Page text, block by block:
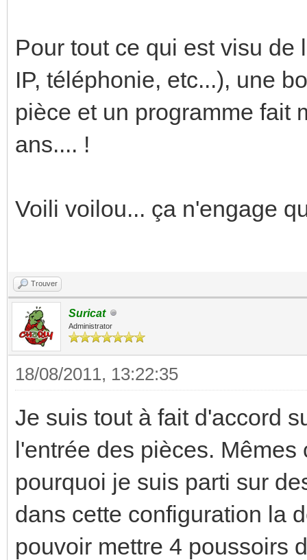
Pour tout ce qui est visu de
IP, téléphonie, etc...), une
pièce et un programme fait
ans.... !
Voili voilou... ça n'engage
Trouver
Suricat
Administrator
18/08/2011, 13:22:35
Je suis tout à fait d'accord
l'entrée des pièces.
pourquoi je suis parti sur
dans cette configuration la
pouvoir mettre 4 poussoirs